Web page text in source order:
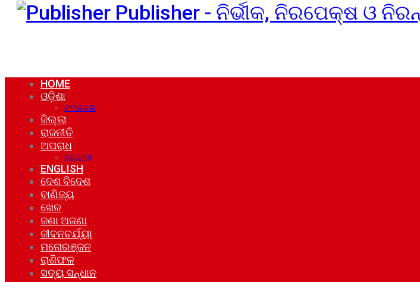
Publisher - ନିର୍ଭୀକ, ନିରପେକ୍ଷ ଓ
HOME
ଓଡ଼ିଶା
ମହାନଗର
ଜିଲ୍ଲା
ରାଜନୀତି
ଅପରାଧ
ଘୋଟାଲା
ENGLISH
ଦେଶ ବିଦେଶ
ବାଣିଜ୍ୟ
ଖେଳ
ଜଣା ଅଜଣା
ଜୀବନଚର୍ଯ୍ୟା
ମନୋରଞ୍ଜନ
ରାଶିଫଳ
ସତ୍ୟ ସନ୍ଧାନ